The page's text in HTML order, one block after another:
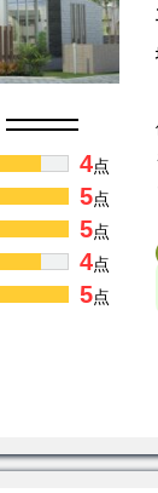
4点
5点
5点
4点
5点